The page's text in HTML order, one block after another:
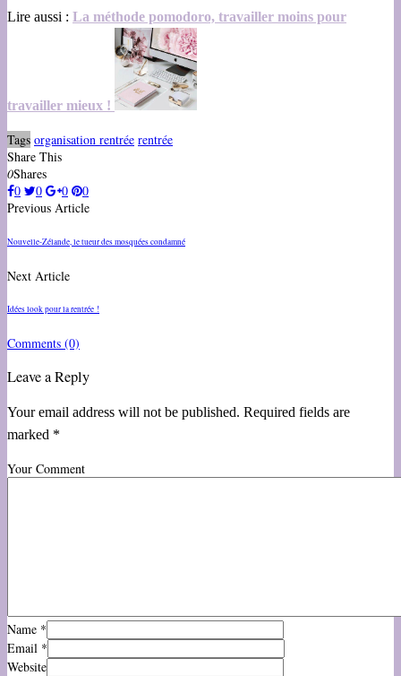
Lire aussi : La méthode pomodoro, travailler moins pour
travailler mieux !
Tags organisation rentrée rentrée
Share This
0Shares
0
0 0
0
Previous Article
Nouvelle-Zélande, le tueur des mosquées condamné
Next Article
Idées look pour la rentrée !
Comments (0)
Leave a Reply
Your email address will not be published. Required fields are
marked *
Your Comment
Name *
Email *
Website